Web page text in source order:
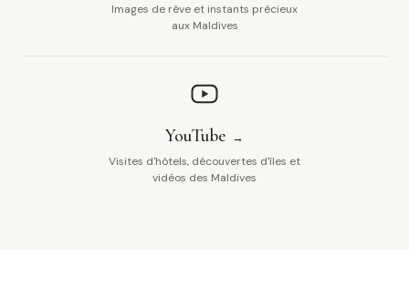
Images de rêve et instants précieux
aux Maldives
YouTube
Visites d'hôtels, découvertes d'îles et
vidéos des Maldives